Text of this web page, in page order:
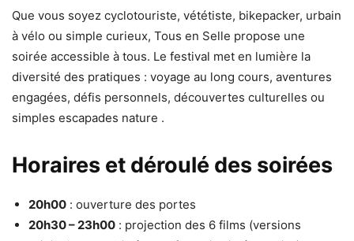
Que vous soyez cyclotouriste, vététiste, bikepacker, urbain
à vélo ou simple curieux, Tous en Selle propose une
soirée accessible à tous. Le festival met en lumière la
diversité des pratiques : voyage au long cours, aventures
engagées, défis personnels, découvertes culturelles ou
simples escapades nature .
Horaires et déroulé des soirées
20h00 : ouverture des portes
20h30 – 23h00 : projection des 6 films (versions